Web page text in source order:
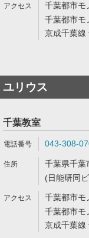
千葉都市モ
千葉都市モ
京成千葉線
ユリウス
千葉教室
043-308-
千葉県千葉
(日能研同
千葉都市モ
千葉都市モ
京成千葉線